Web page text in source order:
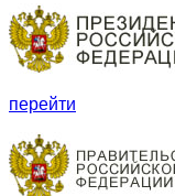
перейти